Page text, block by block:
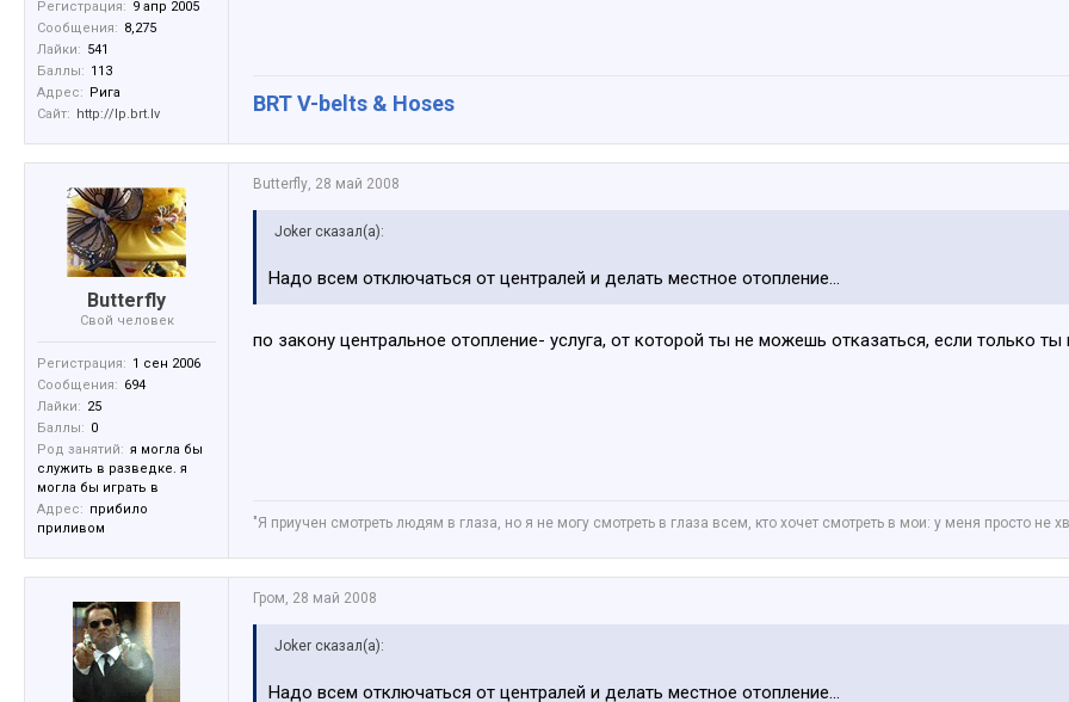
Регистрация: 9 апр 2005
Сообщения: 8,275
Лайки: 541
Баллы: 113
Адрес: Рига
Сайт: http://lp.brt.lv BRT V-belts & Hoses
Butterfly
Свой человек
Регистрация: 1 сен 2006
Сообщения: 694
Лайки: 25
Баллы: 0
Род занятий: я могла бы
служить в разведке. я
могла бы играть в
Адрес: прибило
приливом
Butterfly, 28 май 2008
Joker сказал(а):
Надо всем отключаться от централей и делать местное отопление...
по закону центральное отопление- услуга, от которой ты не можешь отказаться, если только
"Я приучен смотреть людям в глаза, но я не могу смотреть в глаза всем, кто хочет смотреть в мои: у меня просто не
Гром, 28 май 2008
Joker сказал(а):
Надо всем отключаться от централей и делать местное отопление...